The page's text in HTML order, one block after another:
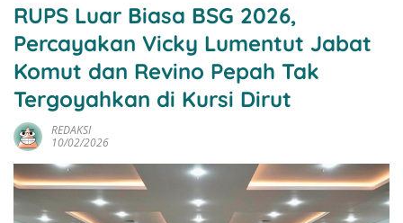
RUPS Luar Biasa BSG 2026,
Percayakan Vicky Lumentut Jabat
Komut dan Revino Pepah Tak
Tergoyahkan di Kursi Dirut
REDAKSI
10/02/2026